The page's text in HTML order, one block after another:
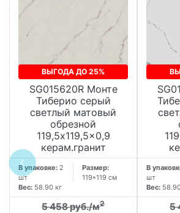
ВЫГОДА ДО 25%
SG015620R Монте
Тиберио серый
светлый матовый
обрезной
119,5x119,5x0,9
керам.гранит
В упаковке: 2
шт
Размер:
119*119 см
Вес: 58.90 кг
5 458 руб./м2
В
шт
Вес:
5